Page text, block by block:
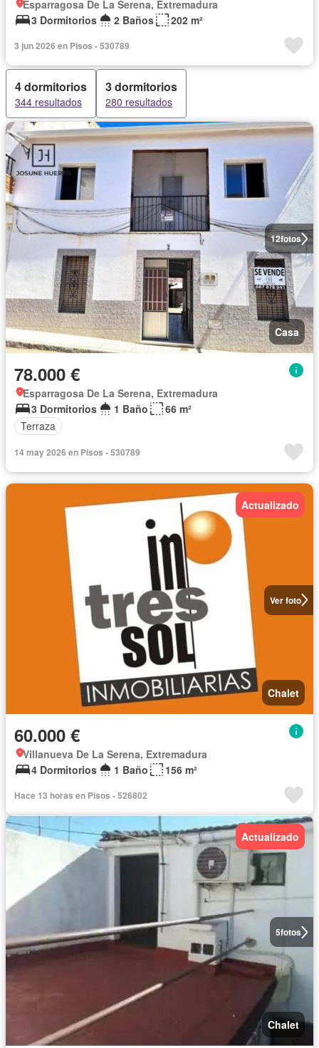
Esparragosa De La Serena, Extremadura
3 Dormitorios
2 Baños 202 m²
3 jun 2026 en Pisos - 530789
4 dormitorios
344 resultados
3 dormitorios
280 resultados
12fotos
Casa
78.000 €
Esparragosa De La Serena, Extremadura
3 Dormitorios
1 Baño
66 m²
Terraza
14 may 2026 en Pisos - 530789
Ver foto
Actualizado
Chalet
60.000 €
Villanueva De La Serena, Extremadura
4 Dormitorios
1 Baño 156 m²
Hace 13 horas en Pisos - 526802
5fotos
Actualizado
Chalet